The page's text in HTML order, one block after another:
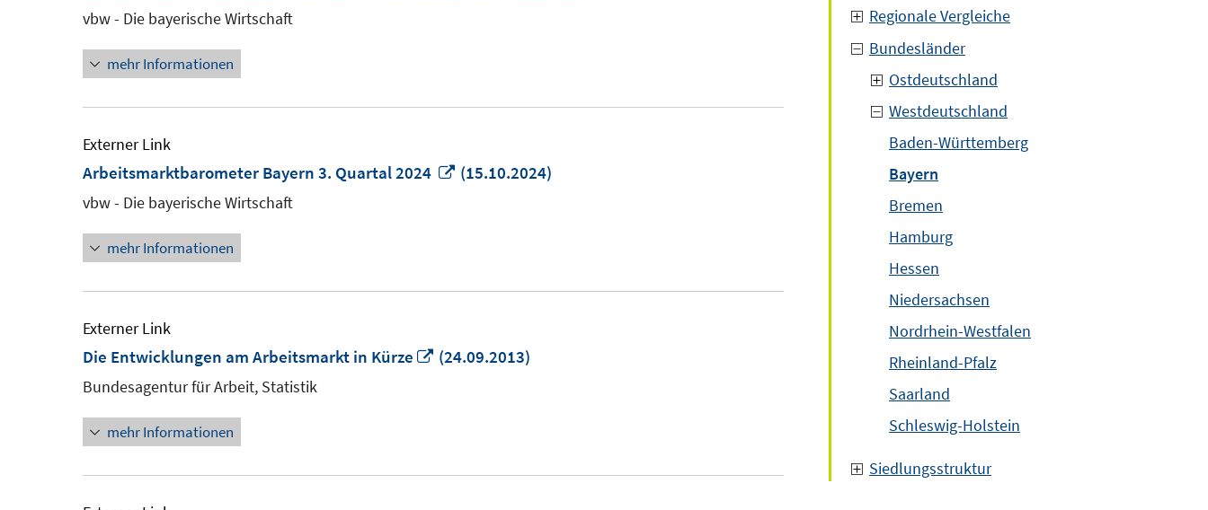
vbw - Die bayerische Wirtschaft
mehr Informationen
Externer Link
Arbeitsmarktbarometer Bayern 3. Quartal 2024
In
(15.10.2024)
vbw - Die bayerische Wirtschaft
mehr Informationen
Externer Link
Die Entwicklungen am Arbeitsmarkt in Kürze
In
(24.09.2013)
Bundesagentur für Arbeit, Statistik
mehr Informationen
Regionale Vergleiche
Bundesländer
Ostdeutschland
Westdeutschland
Baden-Württemberg
Bayern
Bremen
Hamburg
Hessen
Niedersachsen
Nordrhein-Westfalen
Rheinland-Pfalz
Saarland
Schleswig-Holstein
Siedlungsstruktur